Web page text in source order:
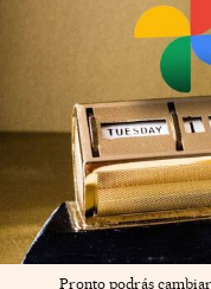
Pronto podrás